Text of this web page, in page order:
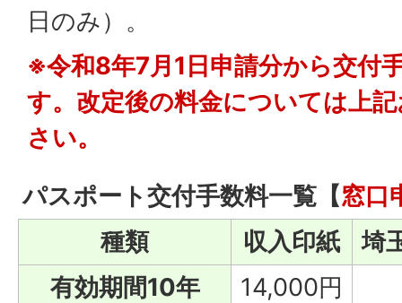
日のみ）。
※令和8年7月1日申請分から交付
す。改定後の料金については上
さい。
パスポート交付手数料一覧【窓口
種類
収入印紙
埼
有効期間10年
14,000円